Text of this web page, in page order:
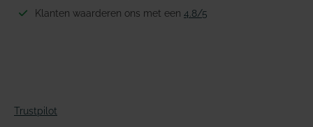
Klanten waarderen ons met een 4.8/5
Trustpilot